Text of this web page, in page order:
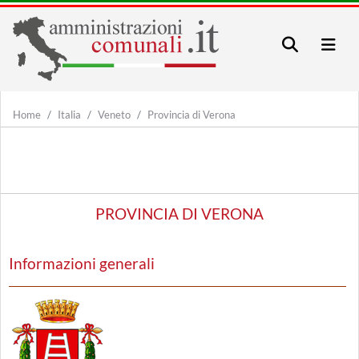
Home Italia Veneto Provincia di Verona
PROVINCIA DI VERONA
Informazioni generali